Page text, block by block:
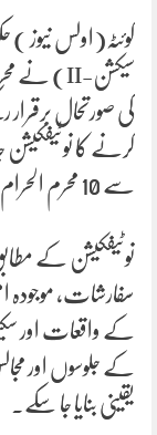
کوئٹہ(اولس نیوز )
کرنے کا نوٹیفکیشن
سے 10 محرم الحرام 1448 ہجری تک نافذ العمل رہیں گی۔
نوٹیفکیشن کے
سفارشات، موجودہ
کے واقعات اور
کے جلوسوں اور
یقینی بنایا جا سکے۔